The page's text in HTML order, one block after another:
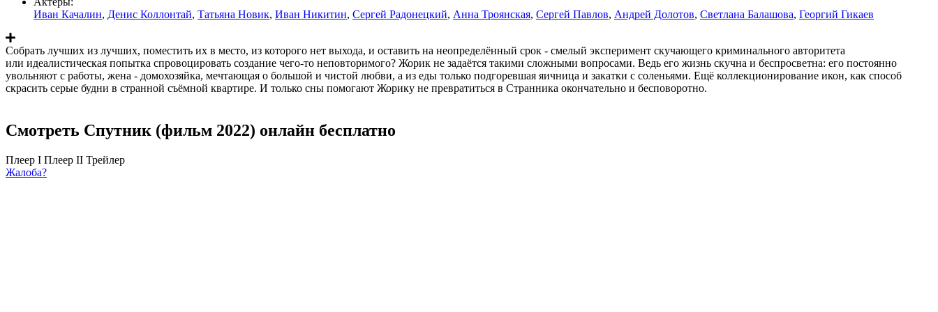
Иван Качалин, Денис Коллонтай, Татьяна Новик, Иван Никитин, Сергей Радонецкий, Анна Троянская, Сергей Павлов, Андрей Долотов, Светлана Балашова, Георгий Гикаев
Собрать лучших из лучших, поместить их в место, из которого нет выхода, и оставить на неопределённый срок - смелый эксперимент скучающего криминального авторитета
или идеалистическая попытка спровоцировать создание чего-то неповторимого? Жорик не задаётся такими сложными вопросами. Ведь его жизнь скучна и беспросветна: его постоянно
увольняют с работы, жена - домохозяйка, мечтающая о большой и чистой любви, а из еды только подгоревшая яичница и закатки с соленьями. Ещё коллекционирование икон, как способ
скрасить серые будни в странной съёмной квартире. И только сны помогают Жорику не превратиться в Странника окончательно и бесповоротно.
Смотреть Спутник (фильм 2022) онлайн бесплатно
Плеер I Плеер II Трейлер
Жалоба?